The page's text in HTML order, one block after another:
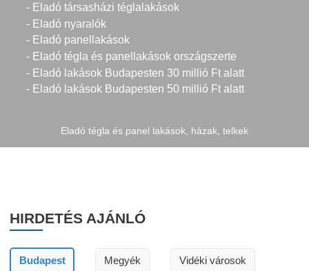
- Eladó társasházi téglalakások
- Eladó nyaralók
- Eladó panellakások
- Eladó tégla és panellakások országszerte
- Eladó lakások Budapesten 30 millió Ft alatt
- Eladó lakások Budapesten 50 millió Ft alatt
Eladó tégla és panel lakások, házak, telkek
HIRDETÉS AJÁNLÓ
Budapest Megyék Vidéki városok